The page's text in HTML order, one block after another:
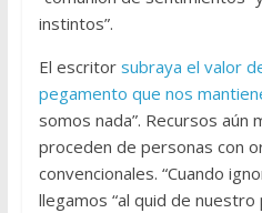
instintos”.
El escritor subraya el valor
pegamento que nos
somos nada”. Recursos aún
proceden de personas con
convencionales. “Cuando
llegamos “al quid de